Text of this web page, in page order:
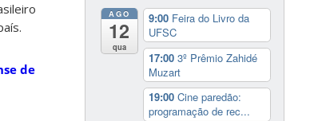
de
AGO
12
qua
9:00 Feira do Livro da
UFSC
17:00 3º Prêmio Zahidé
Muzart
19:00 Cine paredão:
programação de rec...